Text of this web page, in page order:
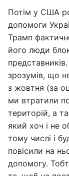
Потім у США
допомоги
Трамп
його люди
зрозумів, що
з жовтня (за
ми втратили
територій, а
який хоч і не
тому числі і
повісили на
допомогу.